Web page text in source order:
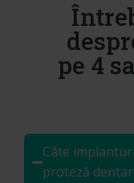
pe 4
Câte
proteză